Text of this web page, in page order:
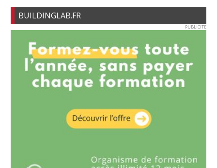
BUILDINGLAB.FR
PUBLICITE